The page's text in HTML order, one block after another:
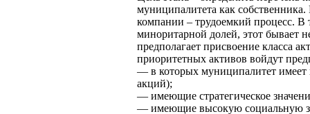
муниципалитета как
компании – трудоемкий процесс. В
миноритарной долей, этот бывает
предполагает присвоение класса
приоритетных активов войдут
— в которых муниципалитет имеет
акций);
— имеющие стратегическое
— имеющие высокую социальную